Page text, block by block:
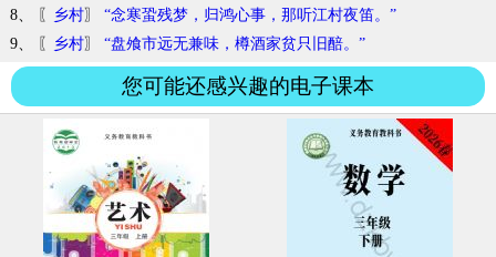
角。”
8、 〖 乡村〗 “念寒蛩残梦，归鸿心事，那听江村夜笛。”
9、 〖
乡村〗 “盘飧市远无兼味，樽酒家贫只旧醅。”
您可能还感兴趣的电子课本